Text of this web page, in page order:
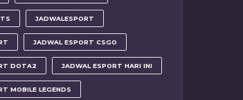
JADWALESPORT
JADWAL ESPORT CSGO
DOTA2 JADWAL ESPORT HARI INI
MOBILE LEGENDS